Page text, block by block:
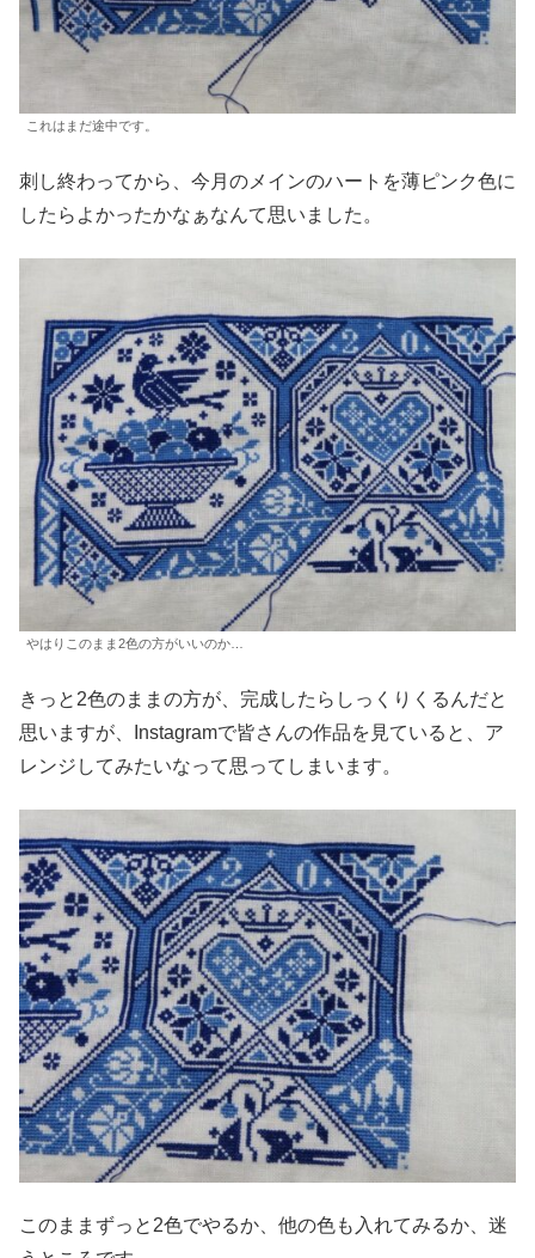
これはまだ途中です。
刺し終わってから、今月のメインのハートを薄ピンク色に
したらよかったかなぁなんて思いました。
やはりこのまま2色の方がいいのか…
きっと2色のままの方が、完成したらしっくりくるんだと
思いますが、Instagramで皆さんの作品を見ていると、ア
レンジしてみたいなって思ってしまいます。
このままずっと2色でやるか、他の色も入れてみるか、迷